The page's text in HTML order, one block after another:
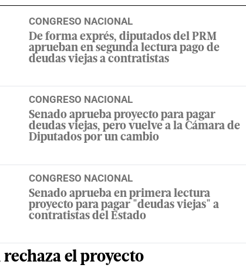
CONGRESO NACIONAL
De forma exprés, diputados del PRM
aprueban en segunda lectura pago de
deudas viejas a contratistas
CONGRESO NACIONAL
Senado aprueba proyecto para pagar
deudas viejas, pero vuelve a la Cámara de
Diputados por un cambio
CONGRESO NACIONAL
Senado aprueba en primera lectura
proyecto para pagar "deudas viejas" a
contratistas del Estado
rechazael proyecto